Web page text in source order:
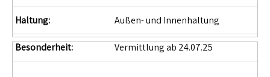
Haltung: Außen- und Innenhaltung
Besonderheit: Vermittlung ab 24.07.25